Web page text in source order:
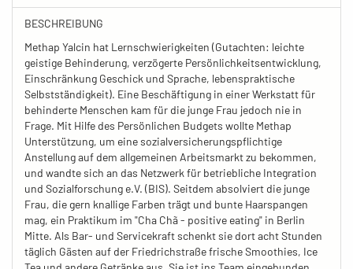
BESCHREIBUNG
Methap Yalcin hat Lernschwierigkeiten (Gutachten: leichte
geistige Behinderung, verzögerte Persönlichkeitsentwicklung,
Einschränkung Geschick und Sprache, lebenspraktische
Selbstständigkeit). Eine Beschäftigung in einer Werkstatt für
behinderte Menschen kam für die junge Frau jedoch nie in
Frage. Mit Hilfe des Persönlichen Budgets wollte Methap
Unterstützung, um eine sozialversicherungspflichtige
Anstellung auf dem allgemeinen Arbeitsmarkt zu bekommen,
und wandte sich an das Netzwerk für betriebliche Integration
und Sozialforschung e.V. (BIS). Seitdem absolviert die junge
Frau, die gern knallige Farben trägt und bunte Haarspangen
mag, ein Praktikum im "Cha Chã - positive eating" in Berlin
Mitte. Als Bar- und Servicekraft schenkt sie dort acht Stunden
täglich Gästen auf der Friedrichstraße frische Smoothies, Ice